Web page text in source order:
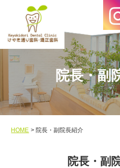
院長・副
HOME 院長・副院長紹介
院長・副